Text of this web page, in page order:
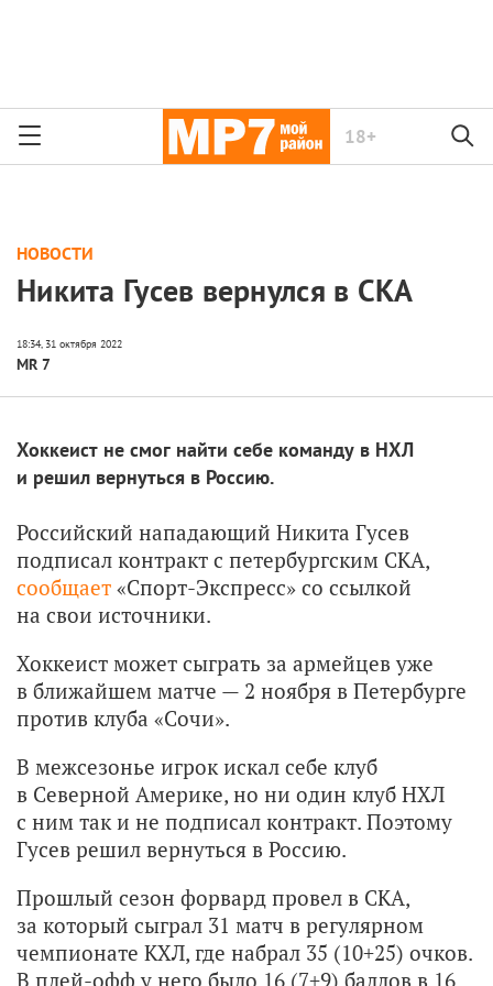
18+
НОВОСТИ
Никита Гусев вернулся в СКА
MR 7
Хоккеист не смог найти себе команду в НХЛ
и решил вернуться в Россию.
Российский нападающий Никита Гусев
подписал контракт с петербургским СКА,
сообщает «Спорт-Экспресс» со ссылкой
на свои источники.
Хоккеист может сыграть за армейцев уже
в ближайшем матче — 2 ноября в Петербурге
против клуба «Сочи».
В межсезонье игрок искал себе клуб
в Северной Америке, но ни один клуб НХЛ
с ним так и не подписал контракт. Поэтому
Гусев решил вернуться в Россию.
Прошлый сезон форвард провел в СКА,
за который сыграл 31 матч в регулярном
чемпионате КХЛ, где набрал 35 (10+25) очков.
В плей-офф у него было 16 (7+9) баллов в 16